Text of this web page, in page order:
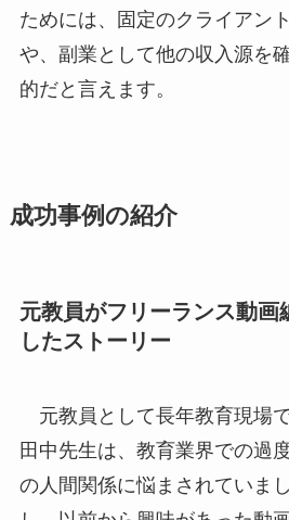
ためには、固定のクライアン
や、副業として他の収入源を
的だと言えます。
成功事例の紹介
元教員がフリーランス動画
したストーリー
元教員として長年教育現場
田中先生は、教育業界での過
の人間関係に悩まされていま